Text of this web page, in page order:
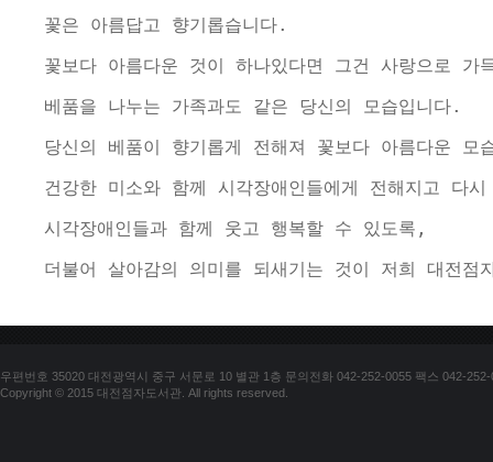
꽃은 아름답고 향기롭습니다.
꽃보다 아름다운 것이 하나있다면 그건 사랑으로 가
베품을 나누는 가족과도 같은 당신의 모습입니다.
당신의 베품이 향기롭게 전해져 꽃보다 아름다운
건강한 미소와 함께 시각장애인들에게 전해지고 다
시각장애인들과 함께 웃고 행복할 수 있도록,
더불어 살아감의 의미를 되새기는 것이 저희 대전점
우편번호 35020 대전광역시 중구 서문로 10 별관 1층 문의전화 042-252-0055 팩스 042-252-
Copyright © 2015 대전점자도서관. All rights reserved.